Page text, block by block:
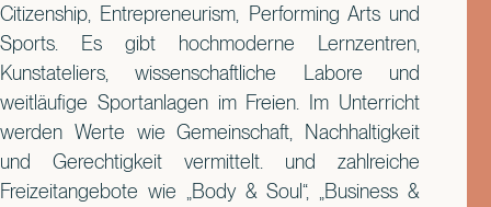
Citizenship, Entrepreneurism, Performing Arts und
Sports. Es gibt hochmoderne Lernzentren,
Kunstateliers, wissenschaftliche Labore und
weitläufige Sportanlagen im Freien. Im Unterricht
werden Werte wie Gemeinschaft, Nachhaltigkeit
und Gerechtigkeit vermittelt. und zahlreiche
Freizeitangebote wie „Body & Soul“, „Business &